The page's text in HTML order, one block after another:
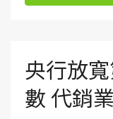
央行放
數 代銷